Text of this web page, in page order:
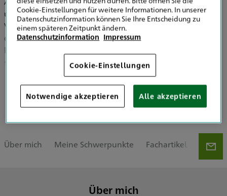
und Gutachter, können von attraktiven
Versicherungslösungen profitieren, die Sie rundum
optimal absichern. Nach vorheriger Terminvereinbarung
komme ich gern zu Ihnen nach Hause oder in Ihre Firma,
sodass wir gemeinsam eine passende Versicherungslösung
für Sie finden können. Kontaktieren Sie mich gern für ein
persönliches Gespräch!Mehr zeigen
Über mich Meine Schwerpunkte Fachartikel
Über mich
Cookie-Einstellungen für weitere Informationen. In unserer
Datenschutzinformation können Sie Ihre Entscheidung zu
einem späteren Zeitpunkt ändern.
Datenschutzinformation Impressum
Cookie-Einstellungen
Notwendige akzeptieren Alle akzeptieren